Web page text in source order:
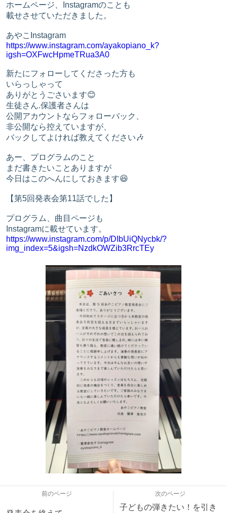
ホームページ、Instagramのことも
載せさせていただきました。
あやこInstagram
https://www.instagram.com/ayakopiano_k?
igsh=OXFwcHpmeTRua3A0
新たにフォローしてくださった方も
いらっしゃって
ありがとうごさいます😊
生徒さん.保護者さんは
公開アカウントならフォローバック、
非公開なら控えていますが、
バックしてよければ教えてください🎶
あー、プログラムのこと
まだ書きたいことありますが
今日はこのへんにしておきます😆
【第5回発表会第11話でした】
プログラム、曲目ページも
Instagramに載せています。
https://www.instagram.com/p/DIbUiQNycbk/?
img_index=5&igsh=NzdkOWZib3RrcTEy
前のページ 次のページ
子どもの弾きたい！を引き